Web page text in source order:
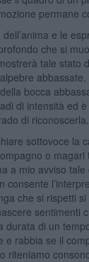
permane
e le
che si
tale stato
bocca
di intensità ed
di riconoscerla.
sottovoce la
o
a mio avviso
consente
che si rispetti
sentimenti
durata di un
e rabbia se il
riteniamo